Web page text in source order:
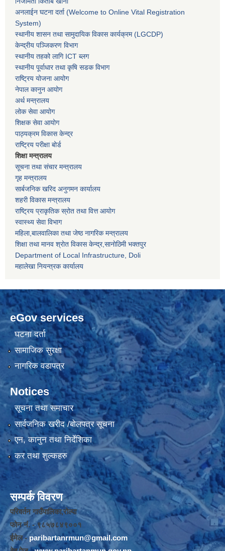
अनलाईन घटना दर्ता (Welcome to Online Vital Registration
System)
स्थानीय शासन तथा सामुदायिक विकास कार्यक्रम (LGCDP)
केन्द्रीय पञ्जिकरण विभाग
स्थानीय तहको लागि ICT ब्लग
स्थानीय पूर्वाधार तथा कृषि सडक विभाग
राष्ट्रिय योजना आयोग
नेपाल कानुन आयोग
अर्थ मन्त्रालय
लोक सेवा आयोग
शिक्षक सेवा आयोग
पाठ्यक्रम विकास केन्द्र
राष्ट्रिय परीक्षा बोर्ड
शिक्षा मन्त्रालय
सूचना तथा संचार मन्त्रालय
गृह मन्त्रालय
सार्बजनिक खरिद अनुगमन कार्यालय
शहरी विकास मन्त्रालय
राष्ट्रिय प्राकृतिक स्रोत तथा वित्त आयोग
स्वास्थ्य सेवा विभाग
महिला,बालवालिका तथा जेष्ठ नागरिक मन्त्रालय
शिक्षा तथा मानव श्राेत विकास केन्द्र,सानाेठिमी भक्तपुर
Department of Local Infrastructure, Doli
महालेखा नियन्त्रक कार्यालय
eGov services
घटना दर्ता
सामाजिक सुरक्षा
नागरिक वडापत्र
Notices
सूचना तथा समाचार
सार्वजनिक खरीद /बोलपत्र सूचना
एन, कानुन तथा निर्देशिका
कर तथा शुल्कहरु
सम्पर्क विवरण
परिवर्तन गाउँपालिका,रोल्पा
फोन नंं. - ९८५७८४९००१
ईमेल -paribartanrmun@gmail.com